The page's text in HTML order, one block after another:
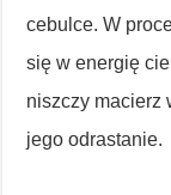
cebulce. W
się w energię
niszczy macierz
jego odrastanie.